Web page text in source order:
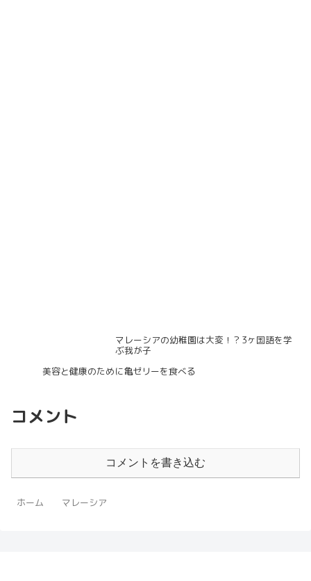
マレーシアの幼稚園は大変！？3ヶ国語を学
ぶ我が子
美容と健康のために亀ゼリーを食べる
コメント
コメントを書き込む
ホーム マレーシア